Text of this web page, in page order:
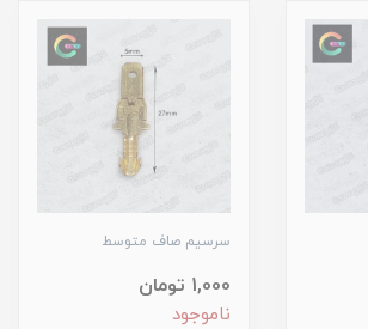
سرسیم صاف متوسط
1,000 تومان
ناموجود